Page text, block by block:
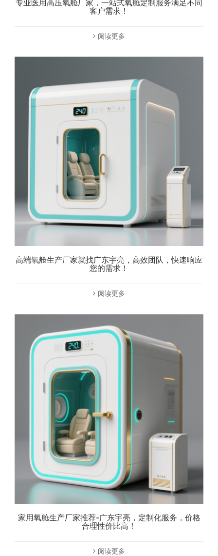
专业医用高压氧舱厂家，一站式氧舱定制服务满足不同
客户需求！
阅读更多
高端氧舱生产厂家就找广东宇亮，高效团队，快速响应
您的需求！
阅读更多
家用氧舱生产厂家推荐-广东宇亮，定制化服务，价格
合理性价比高！
阅读更多